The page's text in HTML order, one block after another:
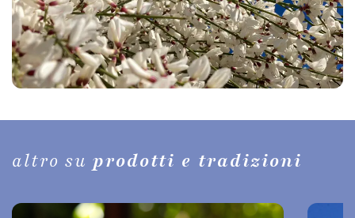
altro su prodotti e tradizioni